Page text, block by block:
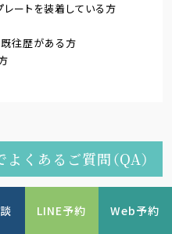
ートを装着している方
往歴がある方
よくあるご質問（QA）
どれくらいですか？麻酔
LINE予約 Web予約